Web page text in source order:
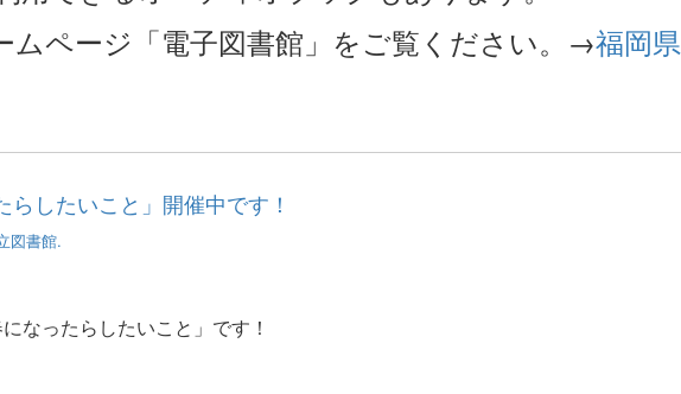
ムページ「電子図書館」をご覧ください。→福岡
したいこと」開催中です！
図書館.
なったらしたいこと」です！